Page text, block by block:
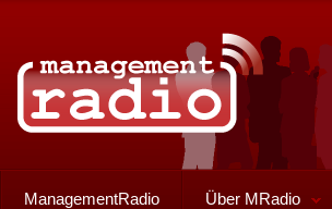
ManagementRadio Über MRadio